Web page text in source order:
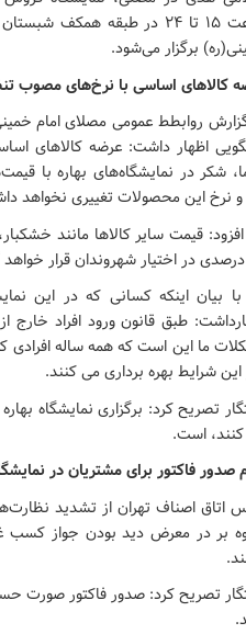
ساعت ۱۵ تا ۲۴ در طبقه
برگزار می‌شود.
کالاهای اساسی با نرخ‌های مصوب
روابطط عمومی مصلای امام
اظهار داشت: عرضه کالاهای
شکر در نمایشگاه‌های بهاره با
و نرخ این محصولات تغییری نخواهد
بیان اینکه کسانی که در این
طبق قانون ورود افراد خارج
ما این است که همه ساله افرادی
این شرایط بهره برداری می کنند.
تصریح کرد: برگزاری نمایشگاه
است.
صدور فاکتور برای مشتریان در
اتاق اصناف تهران از تشدید
بر در معرض دید بودن جواز کسب
تصریح کرد: صدور فاکتور صورت